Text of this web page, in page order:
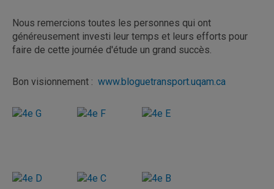
Nous remercions toutes les personnes qui ont
généreusement investi leur temps et leurs efforts pour
faire de cette journée d'étude un grand succès.
Bon visionnement : www.bloguetransport.uqam.ca